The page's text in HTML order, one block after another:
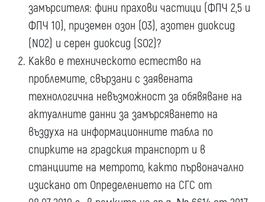
замърсителя: фини прахови частици (ФПЧ 2,5 и
ФПЧ 10), приземен озон (О3), азотен диоксид
(NO2) и серен диоксид (SO2)?
Какво е техническото естество на
проблемите, свързани с заявената
технологична невъзможност за обявяване на
актуалните данни за замърсяването на
въздуха на информационните табла по
спирките на градския транспорт и в
станциите на метрото, както първоначално
изискано от Определението на СГС от